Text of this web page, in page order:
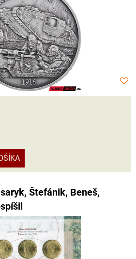
Štefánik, Beneš,